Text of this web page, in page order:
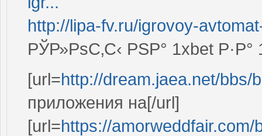
http://lipa-fv.ru/igrovoy-
РЎР»РѕС‚С‹ РЅР° 1xbet
[url=http://dream.jaea.net/bbs/
приложения на[/url]
[url=https://amorweddfair.com/